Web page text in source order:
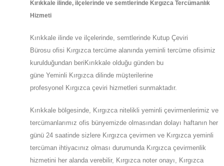
Kırıkkale ilinde, ilçelerinde ve semtlerinde Kırgızca Tercümanlık
Hizmeti
Kırıkkale ilinde ve ilçelerinde, semtlerinde Kutup Çeviri
Bürosu ofisi Kırgızca tercüme alanında yeminli tercüme ofisimiz
kurulduğundan beriKırıkkale olduğu günden bu
güne Yeminli Kırgızca dilinde müşterilerine
profesyonel Kırgızca çeviri hizmetleri sunmaktadır.
Kırıkkale bölgesinde, Kırgızca nitelikli yeminli çevirmenlerimiz ve
tercümanlarımız ofis bünyemizde olmasından dolayı haftanın her
günü 24 saatinde sizlere Kırgızca çevirmen ve Kırgızca yeminli
tercüman ihtiyacınız olması durumunda Kırgızca çevirmenlik
hizmetini her alanda verebilir, Kırgızca noter onayı, Kırgızca